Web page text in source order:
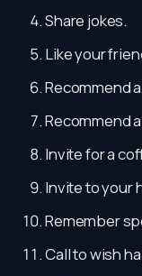
Share jokes.
Like your
Recommend
Recommend
Invite for a
Invite to your
Remember
Call to wish